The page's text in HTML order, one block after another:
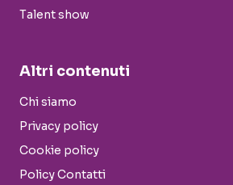
Talent show
Altri contenuti
Chi siamo
Privacy policy
Cookie policy
Policy Contatti